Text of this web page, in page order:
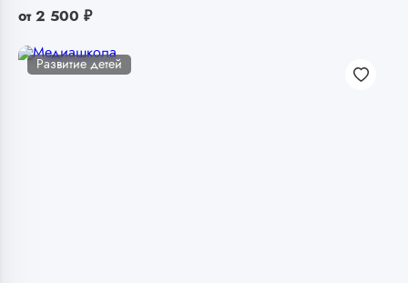
от 2 500 ₽
Развитие детей